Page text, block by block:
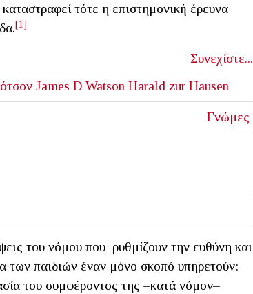
τότε η επιστημονική έρευνα
[1]
Συνεχίστε...
James D Watson Harald zur Hausen
Γνώμες
του νόμου που ρυθμίζουν την ευθύνη και
των παιδιών έναν μόνο σκοπό υπηρετούν:
του συμφέροντος της –κατά νόμον–